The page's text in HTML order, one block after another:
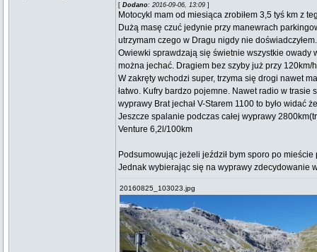
[ Dodano: 2016-09-06, 13:09 ]
Motocykl mam od miesiąca zrobiłem 3,5 tyś km z
Dużą masę czuć jedynie przy manewrach
utrzymam czego w Dragu nigdy nie doświadczyłem.
Owiewki sprawdzają się świetnie wszystkie owady
można jechać. Dragiem bez szyby już przy
W zakręty wchodzi super, trzyma się drogi nawet
łatwo. Kufry bardzo pojemne. Nawet radio w
wyprawy Brat jechał V-Starem 1100 to było widać
Jeszcze spalanie podczas całej wyprawy
Venture 6,2l/100km
Podsumowując jeżeli jeździł bym sporo po
Jednak wybierając się na wyprawy zdecydowanie
20160825_103023.jpg